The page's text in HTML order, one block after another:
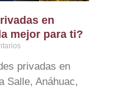
en
mejor para ti?
privadas en
Salle, Anáhuac,